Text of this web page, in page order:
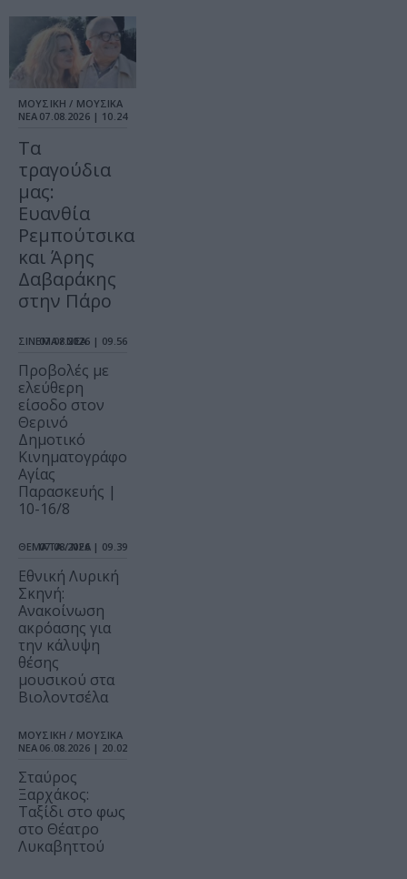
ΜΟΥΣΙΚΗ / ΜΟΥΣΙΚΑ
ΝΕΑ 07.08.2026 | 10.24
Τα
τραγούδια
μας:
Ευανθία
Ρεμπούτσικα
και Άρης
Δαβαράκης
στην Πάρο
ΣΙΝΕΜΑ / ΝΕΑ
07.08.2026 | 09.56
Προβολές με
ελεύθερη
είσοδο στον
Θερινό
Δημοτικό
Κινηματογράφο
Αγίας
Παρασκευής |
10-16/8
ΘΕΜΑΤΑ / ΝΕΑ
07.08.2026 | 09.39
Εθνική Λυρική
Σκηνή:
Ανακοίνωση
ακρόασης για
την κάλυψη
θέσης
μουσικού στα
Βιολοντσέλα
ΜΟΥΣΙΚΗ / ΜΟΥΣΙΚΑ
ΝΕΑ 06.08.2026 | 20.02
Σταύρος
Ξαρχάκος:
Ταξίδι στο φως
στο Θέατρο
Λυκαβηττού